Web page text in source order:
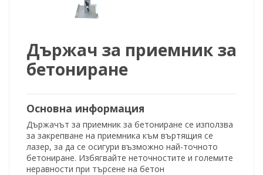
Държач за приемник за
бетониране
Основна информация
Държачът за приемник за бетониране се използва
за закрепване на приемника към въртящия се
лазер, за да се осигури възможно най-точното
бетониране. Избягвайте неточностите и големите
неравности при търсене на бетон